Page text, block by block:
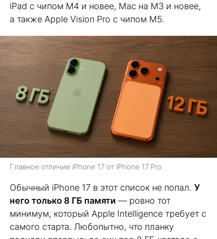
iPad с чипом M4 и новее, Mac на M3 и новее,
а также Apple Vision Pro с чипом M5.
Главное отличие iPhone 17 от iPhone 17 Pro
Обычный iPhone 17 в этот список не попал. У
него только 8 ГБ памяти — ровно тот
минимум, который Apple Intelligence требует с
самого старта. Любопытно, что планку